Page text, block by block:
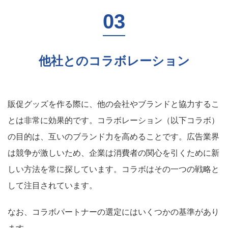
他社とのコラボレーション
販促グッズを作る際に、他の会社やブランドと協力するこ
とは非常に効果的です。コラボレーション（以下コラボ）
の目的は、互いのブランド力を高めることです。広告業界
は競争が激しいため、企業は消費者の関心を引くために新
しい方法を常に探しています。コラボはその一つの戦略と
して注目されています。
なお、コラボパートナーの選定にはいくつかの基準があり